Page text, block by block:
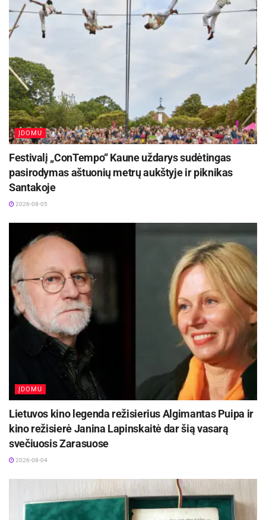
gynėjų kartas.
Šaltinis: Kauno miesto savivaldybė
ĮDOMU
Festivalį „ConTempo“ Kaune uždarys sudėtingas
pasirodymas aštuonių metrų aukštyje ir piknikas
Santakoje
2026-08-05
ĮDOMU
Lietuvos kino legenda režisierius Algimantas Puipa ir
kino režisierė Janina Lapinskaitė dar šią vasarą
svečiuosis Zarasuose
2026-08-04